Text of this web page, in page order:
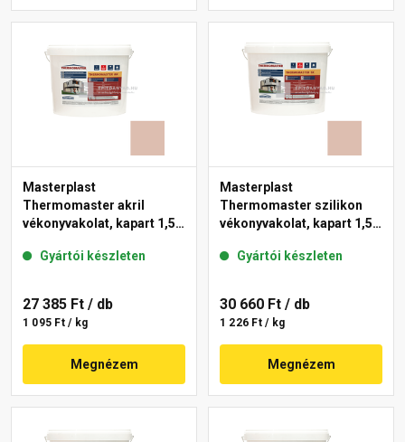
Masterplast
Thermomaster akril
vékonyvakolat, kapart 1,5
Gyártói készleten
27 385 Ft / db
1 095 Ft / kg
Megnézem
Masterplast
Thermomaster szilikon
vékonyvakolat, kapart 1,5
Gyártói készleten
30 660 Ft / db
1 226 Ft / kg
Megnézem